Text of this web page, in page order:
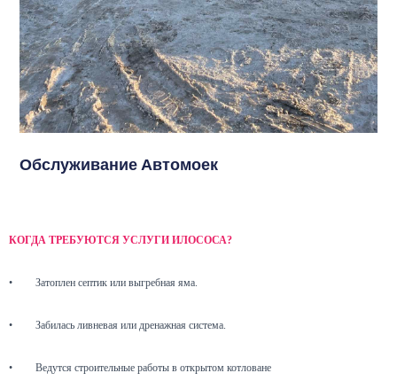
Обслуживание Автомоек
КОГДА ТРЕБУЮТСЯ УСЛУГИ ИЛОСОСА?
• Затоплен септик или выгребная яма.
• Забилась ливневая или дренажная система.
• Ведутся строительные работы в открытом котловане